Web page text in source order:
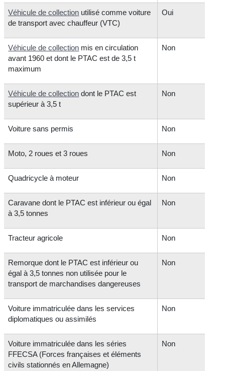
Véhicule de collection utilisé comme voiture
de transport avec chauffeur (VTC)
Oui
Véhicule de collection mis en circulation
avant 1960 et dont le PTAC est de 3,5 t
maximum
Non
Véhicule de collection dont le PTAC est
supérieur à 3,5 t
Non
Voiture sans permis Non
Moto, 2 roues et 3 roues Non
Quadricycle à moteur Non
Caravane dont le PTAC est inférieur ou égal
à 3,5 tonnes
Non
Tracteur agricole Non
Remorque dont le PTAC est inférieur ou
égal à 3,5 tonnes non utilisée pour le
transport de marchandises dangereuses
Non
Voiture immatriculée dans les services
diplomatiques ou assimilés
Non
Voiture immatriculée dans les séries
FFECSA (Forces françaises et éléments
civils stationnés en Allemagne)
Non